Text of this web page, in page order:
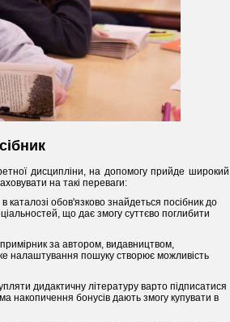
дисципліни, на допомогу прийде широкий
на такі переваги:
обов'язково знайдеться посібник до
що дає змогу суттєво поглибити
за автором, видавництвом,
налаштування пошуку створює можливість
дидактичну літературу варто підписатися
накопичення бонусів дають змогу купувати в